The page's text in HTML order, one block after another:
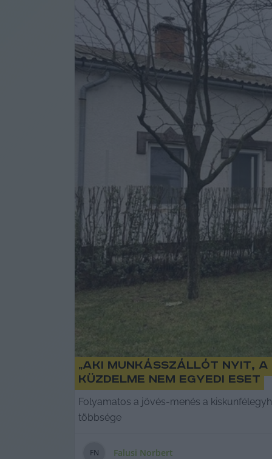
„Aki munkásszállót nyit,
küzdelme nem egyedi eset
Folyamatos a jövés-menés a
többsége
FN Falusi Norbert